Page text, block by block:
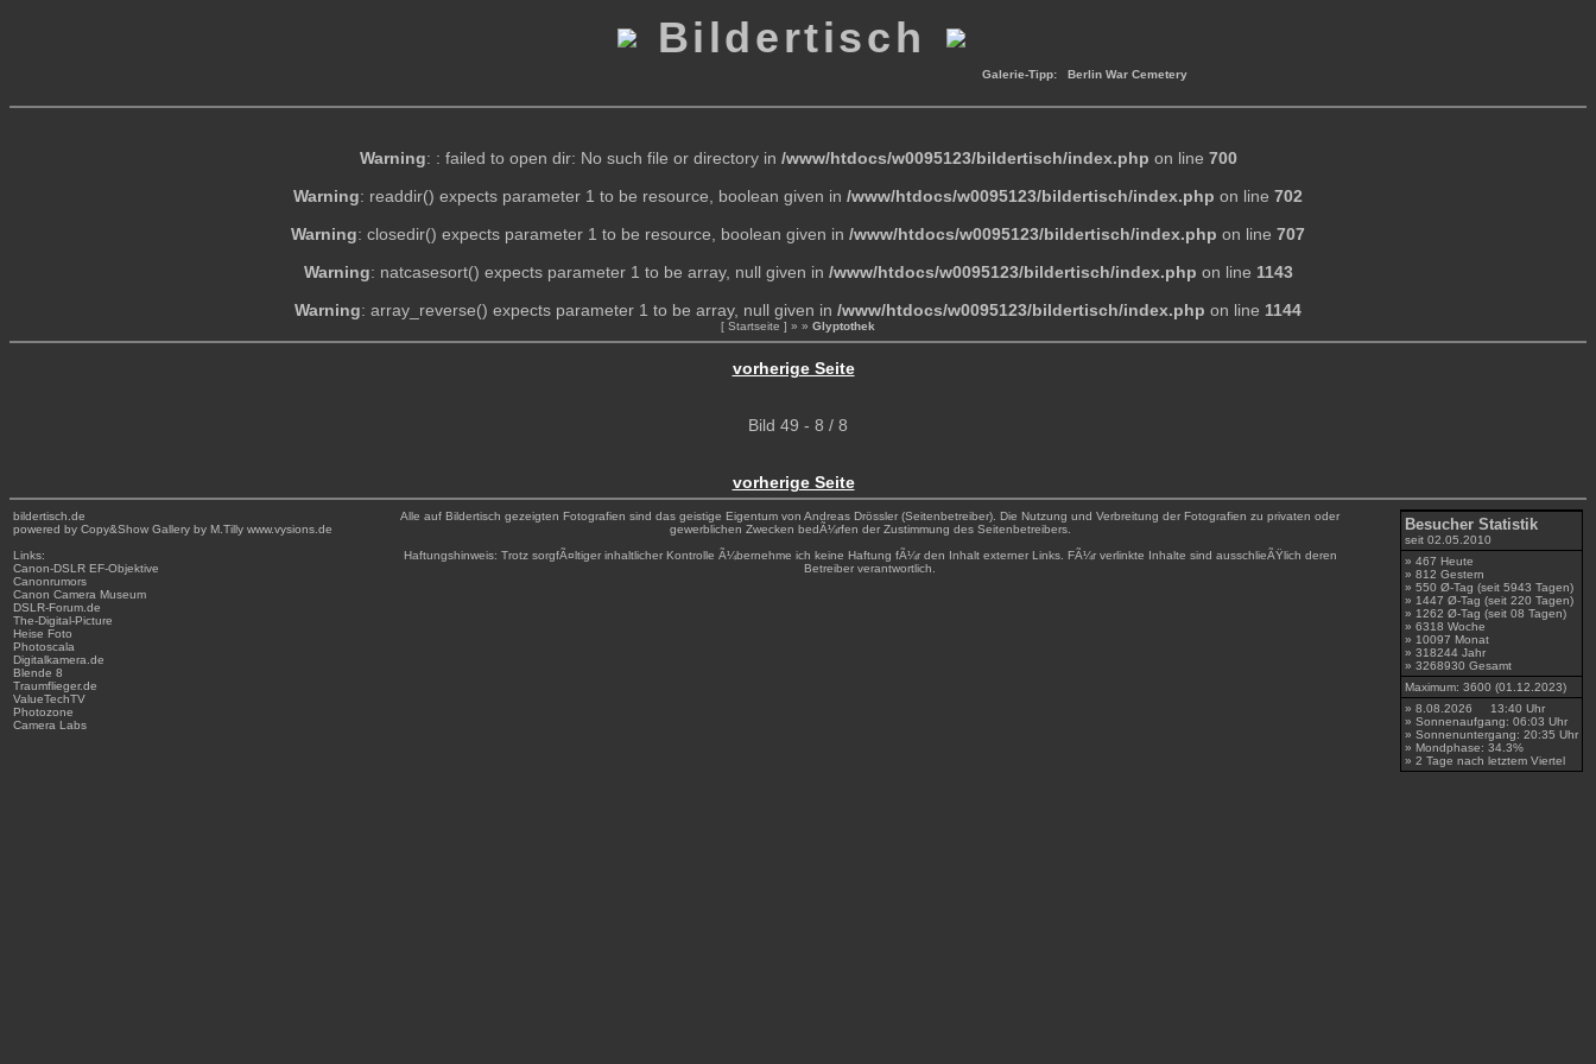
Bildertisch
Galerie-Tipp: Berlin War Cemetery
Warning: : failed to open dir: No such file or directory in /www/htdocs/w0095123/bildertisch/index.php on line 700
Warning: readdir() expects parameter 1 to be resource, boolean given in /www/htdocs/w0095123/bildertisch/index.php on line 702
Warning: closedir() expects parameter 1 to be resource, boolean given in /www/htdocs/w0095123/bildertisch/index.php on line 707
Warning: natcasesort() expects parameter 1 to be array, null given in /www/htdocs/w0095123/bildertisch/index.php on line 1143
Warning: array_reverse() expects parameter 1 to be array, null given in /www/htdocs/w0095123/bildertisch/index.php on line 1144
[ Startseite ] » » Glyptothek
vorherige Seite
Bild 49 - 8 / 8
vorherige Seite
bildertisch.de
powered by Copy&Show Gallery by M.Tilly www.vysions.de
Links:
Canon-DSLR EF-Objektive
Canonrumors
Canon Camera Museum
DSLR-Forum.de
The-Digital-Picture
Heise Foto
Photoscala
Digitalkamera.de
Blende 8
Traumflieger.de
ValueTechTV
Photozone
Camera Labs
Alle auf Bildertisch gezeigten Fotografien sind das geistige Eigentum von Andreas Drössler (Seitenbetreiber). Die Nutzung und Verbreitung der Fotografien zu privaten oder
gewerblichen Zwecken bedÃ¼rfen der Zustimmung des Seitenbetreibers.
Haftungshinweis: Trotz sorgfÃ¤ltiger inhaltlicher Kontrolle Ã¼bernehme ich keine Haftung fÃ¼r den Inhalt externer Links. FÃ¼r verlinkte Inhalte sind ausschlieÃŸlich deren
Betreiber verantwortlich.
Besucher Statistik
seit 02.05.2010
» 467 Heute
» 812 Gestern
» 550 Ø-Tag (seit 5943 Tagen)
» 1447 Ø-Tag (seit 220 Tagen)
» 1262 Ø-Tag (seit 08 Tagen)
» 6318 Woche
» 10097 Monat
» 318244 Jahr
» 3268930 Gesamt
Maximum: 3600 (01.12.2023)
» 8.08.2026 13:40 Uhr
» Sonnenaufgang: 06:03 Uhr
» Sonnenuntergang: 20:35 Uhr
» Mondphase: 34.3%
» 2 Tage nach letztem Viertel